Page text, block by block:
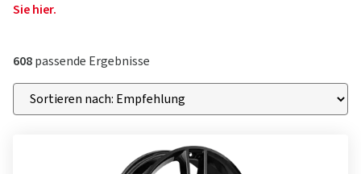
Sie hier.
608passende Ergebnisse